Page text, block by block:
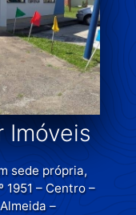
Imóveis
sede própria,
1951 – Centro –
–